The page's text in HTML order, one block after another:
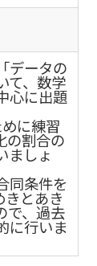
データの
て、数学
心に出題
に練習
の割合の
ましょ
同条件を
きとあき
で、過去
に行いま